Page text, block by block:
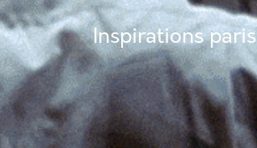
Inspirations